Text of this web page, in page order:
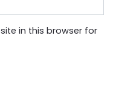
in this browser for